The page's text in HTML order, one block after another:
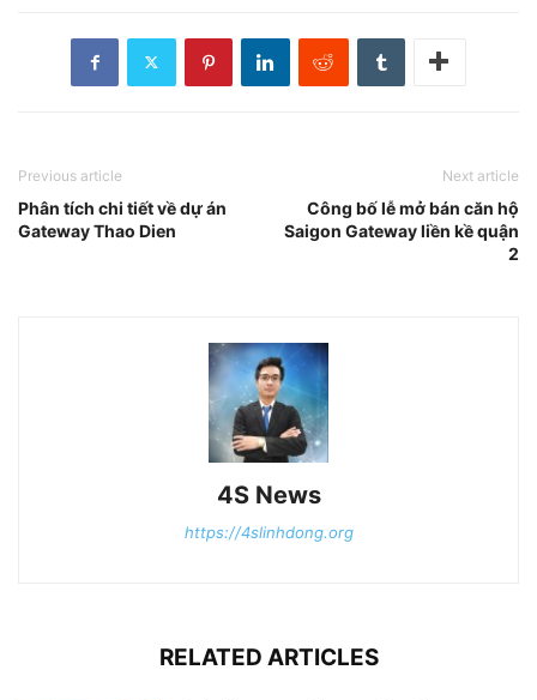
Previous article
Phân tích chi tiết về dự án
Gateway Thao Dien
Next article
Công bố lễ mở bán căn hộ
Saigon Gateway liền kề quận
2
4S News
https://4slinhdong.org
RELATED ARTICLES